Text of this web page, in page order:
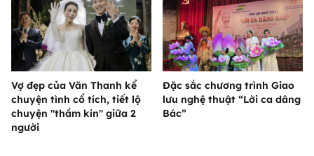
Vợ đẹp của Văn Thanh kể
chuyện tình cổ tích, tiết lộ
chuyện "thầm kín" giữa 2
người
Đặc sắc chương trình Giao
lưu nghệ thuật “Lời ca dâng
Bác”